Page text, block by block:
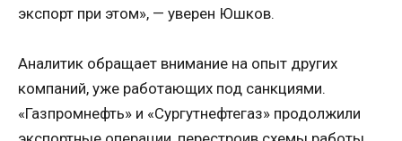
экспорт при этом», — уверен Юшков.
Аналитик обращает внимание на опыт других
компаний, уже работающих под санкциями.
«Газпромнефть» и «Сургутнефтегаз» продолжили